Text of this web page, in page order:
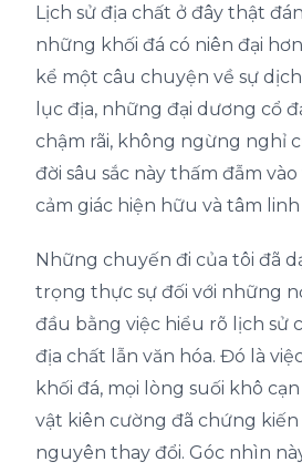
Lịch sử địa chất ở đây thật
những khối đá có niên đại
kể một câu chuyện về sự
lục địa, những đại dương cổ
chậm rãi, không ngừng nghỉ
đời sâu sắc này thấm đẫm
cảm giác hiện hữu và tâm
Những chuyến đi của tôi đã
trọng thực sự đối với những
đầu bằng việc hiểu rõ lịch sử
địa chất lẫn văn hóa. Đó là
khối đá, mọi lòng suối khô
vật kiên cường đã chứng
nguyên thay đổi. Góc nhìn